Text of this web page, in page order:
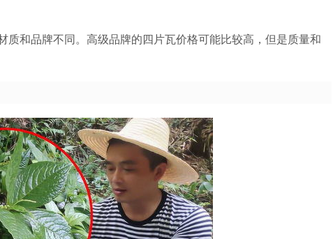
质和品牌不同。高级品牌的四片瓦价格可能比较高，但是质量和